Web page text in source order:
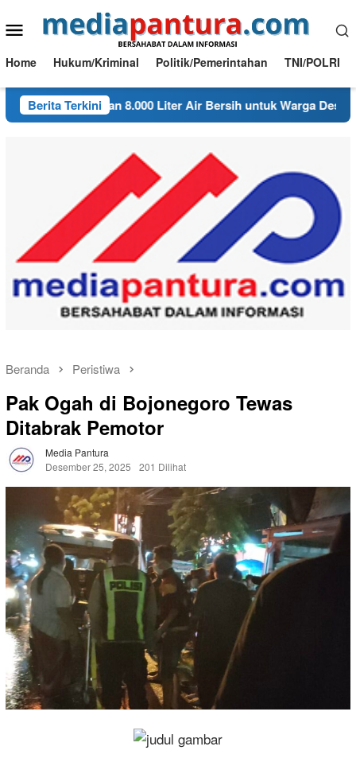
ke
Menu
Mobile
Home Hukum/Kriminal Politik/Pemerintahan TNI/POLRI
Berita Terkini
Salurkan 8.000 Liter Air Bersih untuk Warga Desa Bondol
Beranda Peristiwa
Pak Ogah di Bojonegoro Tewas
Ditabrak Pemotor
Media Pantura
Desember 25, 2025
201 Dilihat